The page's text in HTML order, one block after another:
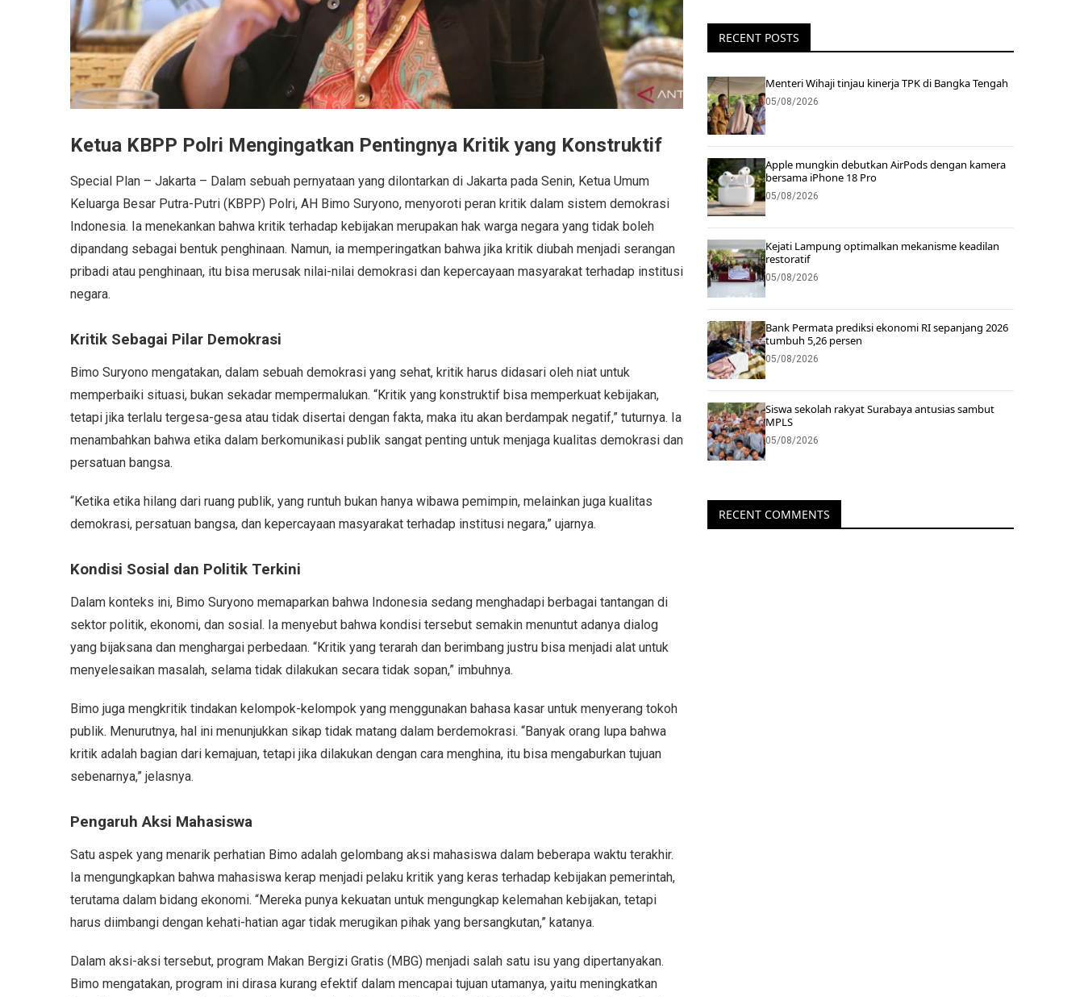
Ketua KBPP Polri Mengingatkan Pentingnya Kritik yang Konstruktif
Special Plan – Jakarta – Dalam sebuah pernyataan yang dilontarkan di Jakarta pada Senin, Ketua Umum
Keluarga Besar Putra-Putri (KBPP) Polri, AH Bimo Suryono, menyoroti peran kritik dalam sistem demokrasi
Indonesia. Ia menekankan bahwa kritik terhadap kebijakan merupakan hak warga negara yang tidak boleh
dipandang sebagai bentuk penghinaan. Namun, ia memperingatkan bahwa jika kritik diubah menjadi serangan
pribadi atau penghinaan, itu bisa merusak nilai-nilai demokrasi dan kepercayaan masyarakat terhadap institusi
negara.
Kritik Sebagai Pilar Demokrasi
Bimo Suryono mengatakan, dalam sebuah demokrasi yang sehat, kritik harus didasari oleh niat untuk
memperbaiki situasi, bukan sekadar mempermalukan. “Kritik yang konstruktif bisa memperkuat kebijakan,
tetapi jika terlalu tergesa-gesa atau tidak disertai dengan fakta, maka itu akan berdampak negatif,” tuturnya. Ia
menambahkan bahwa etika dalam berkomunikasi publik sangat penting untuk menjaga kualitas demokrasi dan
persatuan bangsa.
“Ketika etika hilang dari ruang publik, yang runtuh bukan hanya wibawa pemimpin, melainkan juga kualitas
demokrasi, persatuan bangsa, dan kepercayaan masyarakat terhadap institusi negara,” ujarnya.
Kondisi Sosial dan Politik Terkini
Dalam konteks ini, Bimo Suryono memaparkan bahwa Indonesia sedang menghadapi berbagai tantangan di
sektor politik, ekonomi, dan sosial. Ia menyebut bahwa kondisi tersebut semakin menuntut adanya dialog
yang bijaksana dan menghargai perbedaan. “Kritik yang terarah dan berimbang justru bisa menjadi alat untuk
menyelesaikan masalah, selama tidak dilakukan secara tidak sopan,” imbuhnya.
Bimo juga mengkritik tindakan kelompok-kelompok yang menggunakan bahasa kasar untuk menyerang tokoh
publik. Menurutnya, hal ini menunjukkan sikap tidak matang dalam berdemokrasi. “Banyak orang lupa bahwa
kritik adalah bagian dari kemajuan, tetapi jika dilakukan dengan cara menghina, itu bisa mengaburkan tujuan
sebenarnya,” jelasnya.
Pengaruh Aksi Mahasiswa
Satu aspek yang menarik perhatian Bimo adalah gelombang aksi mahasiswa dalam beberapa waktu terakhir.
Ia mengungkapkan bahwa mahasiswa kerap menjadi pelaku kritik yang keras terhadap kebijakan pemerintah,
terutama dalam bidang ekonomi. “Mereka punya kekuatan untuk mengungkap kelemahan kebijakan, tetapi
harus diimbangi dengan kehati-hatian agar tidak merugikan pihak yang bersangkutan,” katanya.
Dalam aksi-aksi tersebut, program Makan Bergizi Gratis (MBG) menjadi salah satu isu yang dipertanyakan.
Bimo mengatakan, program ini dirasa kurang efektif dalam mencapai tujuan utamanya, yaitu meningkatkan
RECENT POSTS
Menteri Wihaji tinjau kinerja TPK di Bangka Tengah
05/08/2026
Apple mungkin debutkan AirPods dengan kamera
bersama iPhone 18 Pro
05/08/2026
Kejati Lampung optimalkan mekanisme keadilan
restoratif
05/08/2026
Bank Permata prediksi ekonomi RI sepanjang 2026
tumbuh 5,26 persen
05/08/2026
Siswa sekolah rakyat Surabaya antusias sambut
MPLS
05/08/2026
RECENT COMMENTS